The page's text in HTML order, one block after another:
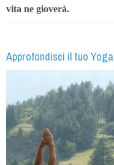
vita ne gioverà.
Approfondisci il tuo Yoga